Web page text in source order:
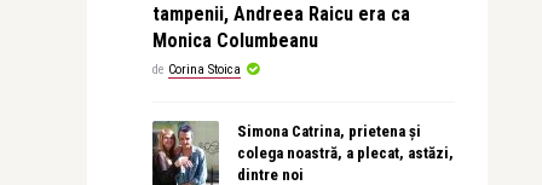
tampenii, Andreea Raicu era ca
Monica Columbeanu
de Corina Stoica
Simona Catrina, prietena și
colega noastră, a plecat, astăzi,
dintre noi